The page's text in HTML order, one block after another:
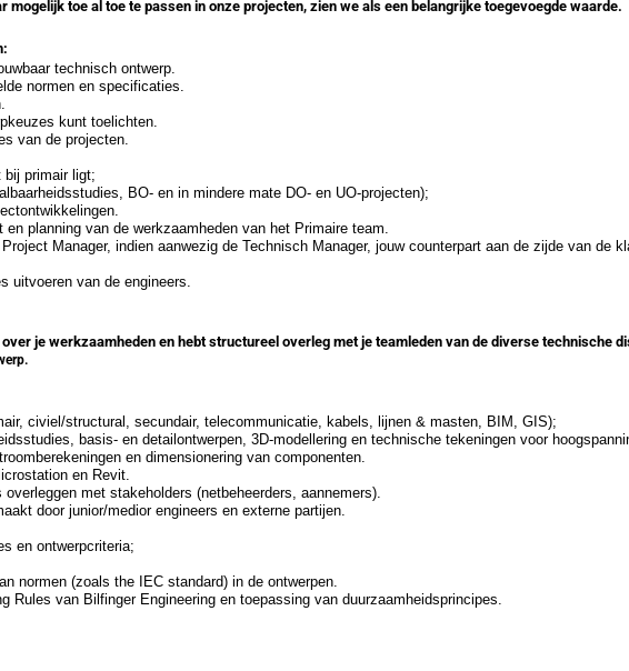
toe al toe te passen in onze projecten, zien we als een belangrijke toegevoegde waarde.
technisch ontwerp.
normen en specificaties.
kunt toelichten.
van de projecten.
bij primair ligt;
BO- en in mindere mate DO- en UO-projecten);
planning van de werkzaamheden van het Primaire team.
Manager, indien aanwezig de Technisch Manager, jouw counterpart aan de zijde van de
uitvoeren van de engineers.
je werkzaamheden en hebt structureel overleg met je teamleden van de diverse technische
civiel/structural, secundair, telecommunicatie, kabels, lijnen & masten, BIM, GIS);
basis- en detailontwerpen, 3D-modellering en technische tekeningen voor
en dimensionering van componenten.
en Revit.
met stakeholders (netbeheerders, aannemers).
door junior/medior engineers en externe partijen.
en ontwerpcriteria;
normen (zoals the IEC standard) in de ontwerpen.
van Bilfinger Engineering en toepassing van duurzaamheidsprincipes.